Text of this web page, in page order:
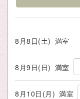
8月8日(土) 満室
8月9日(日) 満室
8月10日(月) 満室